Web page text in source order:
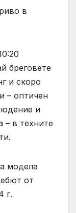
в
бреговете
и скоро
– оптичен
и
– в техните
модела
от
г.